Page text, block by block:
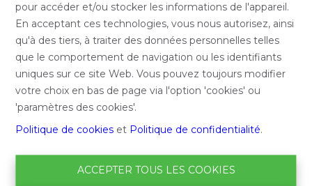
pour accéder et/ou stocker les informations de l'appareil.
En acceptant ces technologies, vous nous autorisez, ainsi
qu'à des tiers, à traiter des données personnelles telles
que le comportement de navigation ou les identifiants
uniques sur ce site Web. Vous pouvez toujours modifier
votre choix en bas de page via l'option 'cookies' ou
'paramètres des cookies'.
Politique de cookies et Politique de confidentialité.
ACCEPTER TOUS LES COOKIES
Filtre